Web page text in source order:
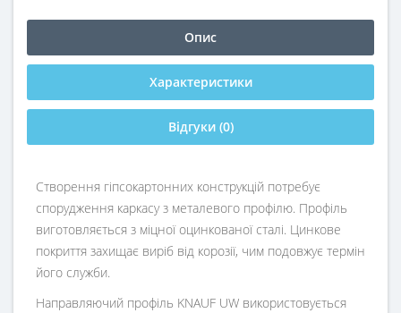
Опис
Характеристики
Відгуки (0)
Створення гіпсокартонних конструкцій потребує
спорудження каркасу з металевого профілю. Профіль
виготовляється з міцної оцинкованої сталі. Цинкове
покриття захищає виріб від корозії, чим подовжує термін
його служби.
Направляючий профіль KNAUF UW використовується